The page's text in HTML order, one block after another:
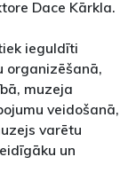
Dace Kārkla.
ieguldīti
organizēšanā,
muzeja
veidošanā,
varētu
un